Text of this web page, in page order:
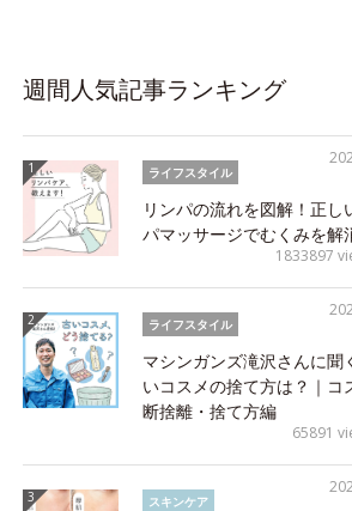
週間人気記事ランキング
ライフスタイル
リンパの流れを図解！正し
パマッサージでむくみを解
1833897
ライフスタイル
マシンガンズ滝沢さんに聞
いコスメの捨て方は？｜コ
断捨離・捨て方編
65891
スキンケア